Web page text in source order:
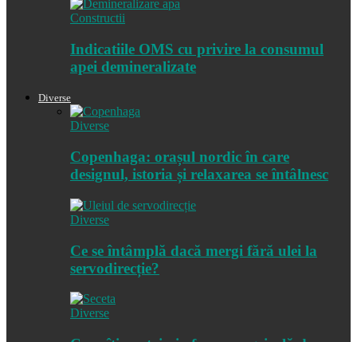
Constructii
Indicatiile OMS cu privire la consumul
apei demineralizate
Diverse
Diverse
Copenhaga: orașul nordic în care
designul, istoria și relaxarea se întâlnesc
Diverse
Ce se întâmplă dacă mergi fără ulei la
servodirecție?
Diverse